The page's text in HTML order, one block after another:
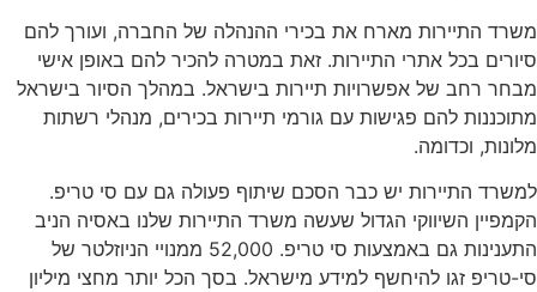
משרד התיירות מארח את בכירי ההנהלה של החברה, ועורך להם
סיורים בכל אתרי התיירות. זאת במטרה להכיר להם באופן אישי
מבחר רחב של אפשרויות תיירות בישראל. במהלך הסיור בישראל
מתוכננות להם פגישות עם גורמי תיירות בכירים, מנהלי רשתות
מלונות, וכדומה.
למשרד התיירות יש כבר הסכם שיתוף פעולה גם עם סי טריפ.
הקמפיין השיווקי הגדול שעשה משרד התיירות שלנו באסיה הניב
התענינות גם באמצעות סי טריפ. 52,000 ממנויי הניוזלטר של
סי-טריפ זגו להיחשף למידע מישראל. בסך הכל יותר מחצי מיליון